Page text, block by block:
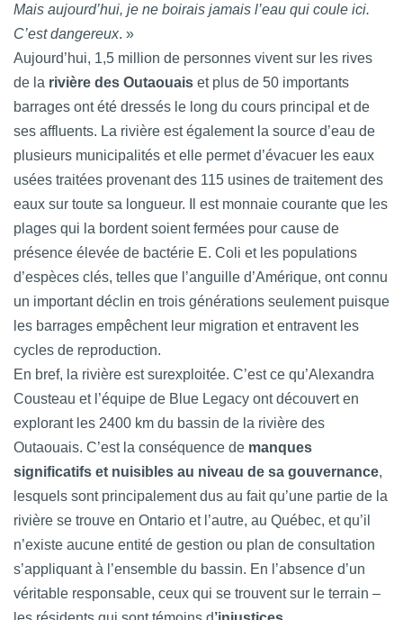
Mais aujourd’hui, je ne boirais jamais l’eau qui coule ici.
C’est dangereux. »
Aujourd’hui, 1,5 million de personnes vivent sur les rives
de la rivière des Outaouais et plus de 50 importants
barrages ont été dressés le long du cours principal et de
ses affluents. La rivière est également la source d’eau de
plusieurs municipalités et elle permet d’évacuer les eaux
usées traitées provenant des 115 usines de traitement des
eaux sur toute sa longueur. Il est monnaie courante que les
plages qui la bordent soient fermées pour cause de
présence élevée de bactérie E. Coli et les populations
d’espèces clés, telles que l’anguille d’Amérique, ont connu
un important déclin en trois générations seulement puisque
les barrages empêchent leur migration et entravent les
cycles de reproduction.
En bref, la rivière est surexploitée. C’est ce qu’Alexandra
Cousteau et l’équipe de Blue Legacy ont découvert en
explorant les 2400 km du bassin de la rivière des
Outaouais. C’est la conséquence de manques
significatifs et nuisibles au niveau de sa gouvernance,
lesquels sont principalement dus au fait qu’une partie de la
rivière se trouve en Ontario et l’autre, au Québec, et qu’il
n’existe aucune entité de gestion ou plan de consultation
s’appliquant à l’ensemble du bassin. En l’absence d’un
véritable responsable, ceux qui se trouvent sur le terrain –